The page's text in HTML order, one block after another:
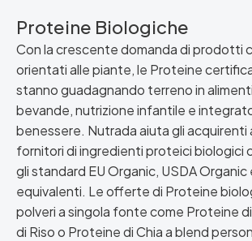
Proteine Biologiche
Con la crescente domanda di prodotti
orientati alle piante, le Proteine
stanno guadagnando terreno in
bevande, nutrizione infantile e
benessere. Nutrada aiuta gli acquirenti
fornitori di ingredienti proteici biologici
gli standard EU Organic, USDA
equivalenti. Le offerte di Proteine
polveri a singola fonte come Proteine
di Riso o Proteine di Chia a blend